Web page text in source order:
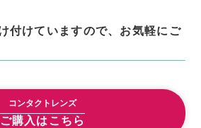
ユーザーと提携先などとの間で
ーの個人情報を含む取引記録
る情報を当社の提携先（情報提
いいます。）などから収集する
。
ーについて，利用したサービス
付けていますので、お気軽にご
コンタクトレンズ
ご購入はこちら